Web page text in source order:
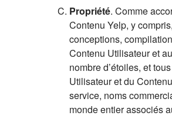
Propriété. Comme
Contenu Yelp, y
conceptions,
Contenu Utilisateur et
nombre d’étoiles, et
Utilisateur et du
service, noms
monde entier associés